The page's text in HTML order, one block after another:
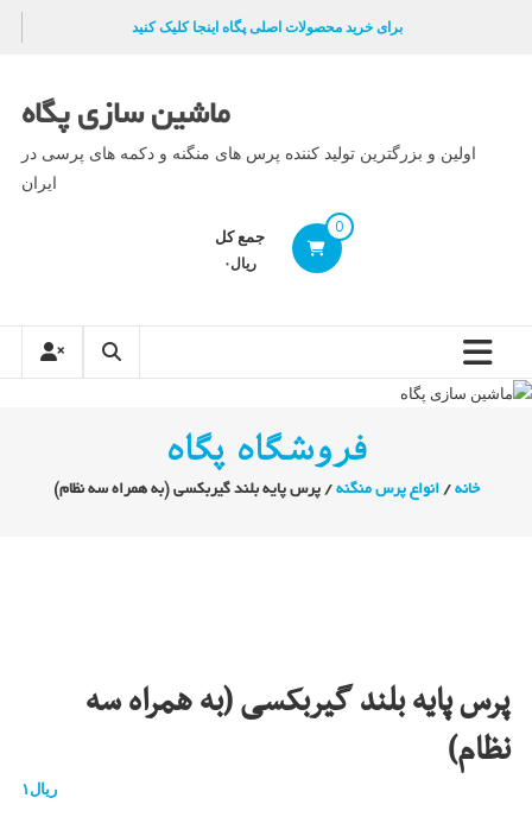
برای خرید محصولات اصلی پگاه اینجا کلیک کنید
ماشین سازی پگاه
اولین و بزرگترین تولید کننده پرس های منگنه و دکمه های پرسی در
ایران
0 جمع کل
ریال۰
فروشگاه پگاه
خانه /انواع پرس منگنه / پرس پایه بلند گیربکسی (به همراه سه نظام)
پرس پایه بلند گیربکسی (به همراه سه
نظام)
ریال۱